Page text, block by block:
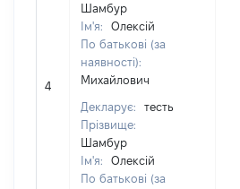
4
Шамбур
Ім'я:
Олексій
По батькові (за
наявності):
Михайлович
Декларує:
тесть
Прізвище:
Шамбур
Ім'я:
Олексій
По батькові (за